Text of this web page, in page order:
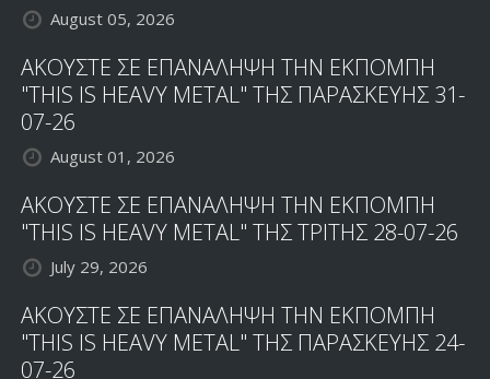
August 05, 2026
ΑΚΟΥΣΤΕ ΣΕ ΕΠΑΝΑΛΗΨΗ ΤΗΝ ΕΚΠΟΜΠΗ
"THIS IS HEAVY METAL" ΤΗΣ ΠΑΡΑΣΚΕΥΗΣ 31-
07-26
August 01, 2026
ΑΚΟΥΣΤΕ ΣΕ ΕΠΑΝΑΛΗΨΗ ΤΗΝ ΕΚΠΟΜΠΗ
"THIS IS HEAVY METAL" ΤΗΣ ΤΡΙΤΗΣ 28-07-26
July 29, 2026
ΑΚΟΥΣΤΕ ΣΕ ΕΠΑΝΑΛΗΨΗ ΤΗΝ ΕΚΠΟΜΠΗ
"THIS IS HEAVY METAL" ΤΗΣ ΠΑΡΑΣΚΕΥΗΣ 24-
07-26